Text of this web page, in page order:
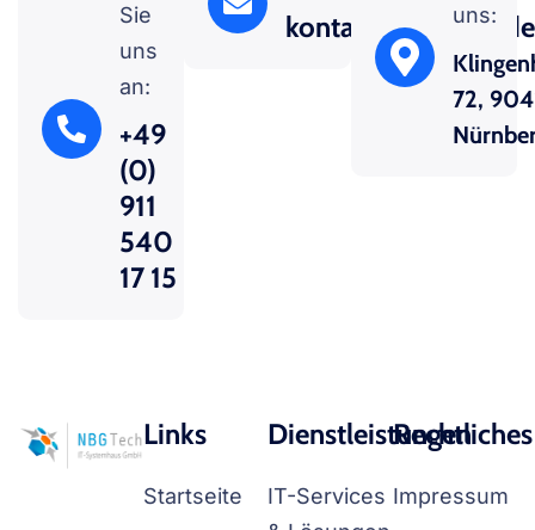
Sie
uns
an:
+49
(0)
911
540
17 15
kontakt@nbgtech.de
uns:
72,
Links
Startseite
Dienstleistungen
IT-Services
Rechtliches
Impressum